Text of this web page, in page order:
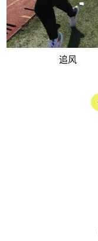
追风